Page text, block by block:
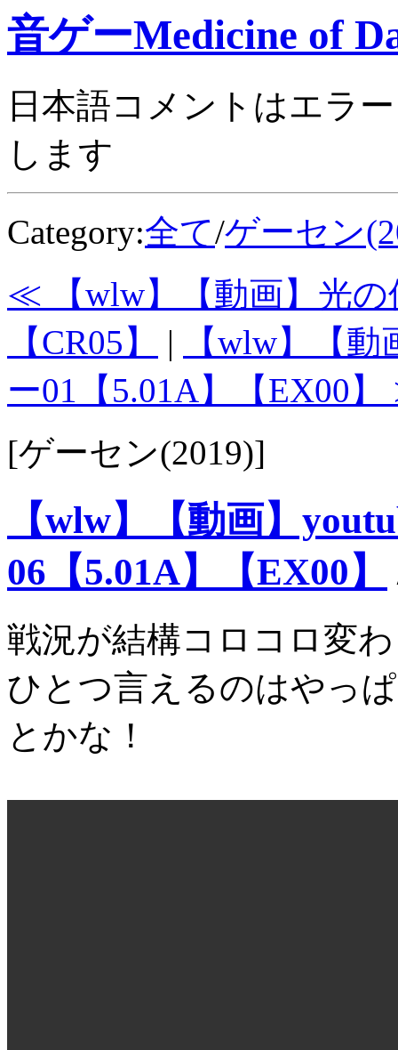
音ゲーMedicine of
日本語コメントはエラ
します
Category:全て/ゲーセン
≪ 【wlw】【動画】光の
【CR05】
|
【wlw】【
ー01【5.01A】【EX00
[ゲーセン(2019)]
【wlw】【動画】
06【5.01A】【EX00】
戦況が結構コロコロ変
ひとつ言えるのはやっ
とかな！